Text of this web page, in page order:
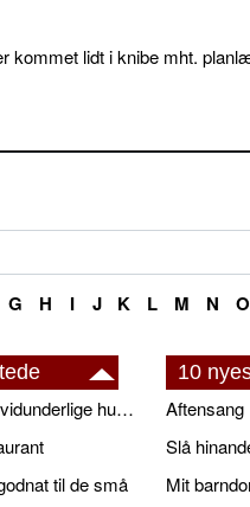
kommet lidt i knibe mht.
G H I J K L M N O
Hymne tilegnet min vidunderlige husbond
til de små
10
Aftensang
Slå
Mit